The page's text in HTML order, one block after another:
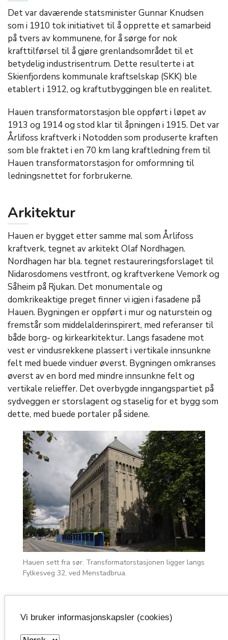
Det var daværende statsminister Gunnar Knudsen
som i 1910 tok initiativet til å opprette et samarbeid
på tvers av kommunene, for å sørge for nok
krafttilførsel til å gjøre grenlandsområdet til et
betydelig industrisentrum. Dette resulterte i at
Skienfjordens kommunale kraftselskap (SKK) ble
etablert i 1912, og kraftutbyggingen ble en realitet.
Hauen transformatorstasjon ble oppført i løpet av
1913 og 1914 og stod klar til åpningen i 1915. Det var
Årlifoss kraftverk i Notodden som produserte kraften
som ble fraktet i en 70 km lang kraftledning frem til
Hauen transformatorstasjon for omformning til
ledningsnettet for forbrukerne.
Arkitektur
Hauen er bygget etter samme mal som Årlifoss
kraftverk, tegnet av arkitekt Olaf Nordhagen.
Nordhagen har bla. tegnet restaureringsforslaget til
Nidarosdomens vestfront, og kraftverkene Vemork og
Såheim på Rjukan. Det monumentale og
domkrikeaktige preget finner vi igjen i fasadene på
Hauen. Bygningen er oppført i mur og naturstein og
fremstår som middelalderinspirert, med referanser til
både borg- og kirkearkitektur. Langs fasadene mot
vest er vindusrekkene plassert i vertikale innsunkne
felt med buede vinduer øverst. Bygningen omkranses
øverst av en bord med mindre innsunkne felt og
vertikale relieffer. Det overbygde inngangspartiet på
sydveggen er storslagent og staselig for et bygg som
dette, med buede portaler på sidene.
Hauen sett fra sør. Transformatorstasjonen ligger langs
Fylkesveg 32, ved Menstadbrua.
Nybygg
Etter hvert som industrien vokste ble det et behov
Vi bruker informasjonskapsler (cookies)